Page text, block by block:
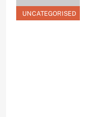
UNCATEGORISED